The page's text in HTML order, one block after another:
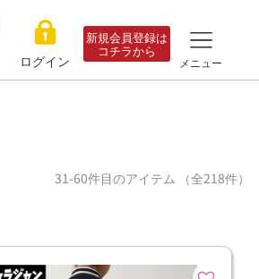
ログイン
新規会員登録は
コチラから
メニュー
31-60件目のアイテム （全218件）